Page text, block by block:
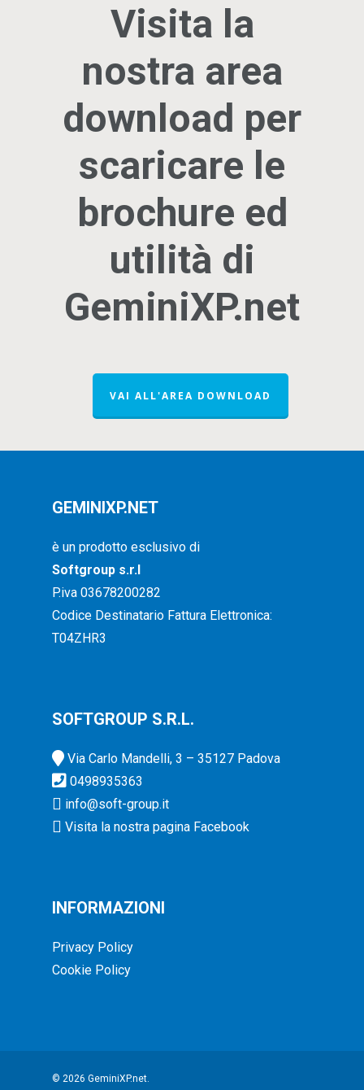
Visita la
nostra area
download per
scaricare le
brochure ed
utilità di
GeminiXP.net
VAI ALL'AREA DOWNLOAD
GEMINIXP.NET
è un prodotto esclusivo di
Softgroup s.r.l
P.iva 03678200282
Codice Destinatario Fattura Elettronica:
T04ZHR3
SOFTGROUP S.R.L.
Via Carlo Mandelli, 3 – 35127 Padova
0498935363
info@soft-group.it
Visita la nostra pagina Facebook
INFORMAZIONI
Privacy Policy
Cookie Policy
© 2026 GeminiXP.net.